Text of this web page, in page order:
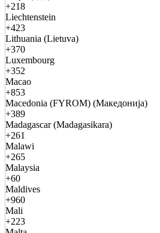
+218
Liechtenstein
+423
Lithuania (Lietuva)
+370
Luxembourg
+352
Macao
+853
Macedonia (FYROM) (Македонија)
+389
Madagascar (Madagasikara)
+261
Malawi
+265
Malaysia
+60
Maldives
+960
Mali
+223